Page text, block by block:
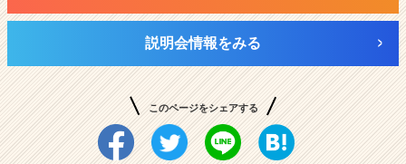
説明会情報をみる
このページをシェアする